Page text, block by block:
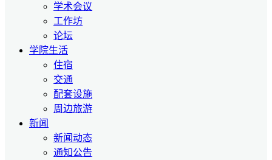
学术会议
工作坊
论坛
学院生活
住宿
交通
配套设施
周边旅游
新闻
新闻动态
通知公告